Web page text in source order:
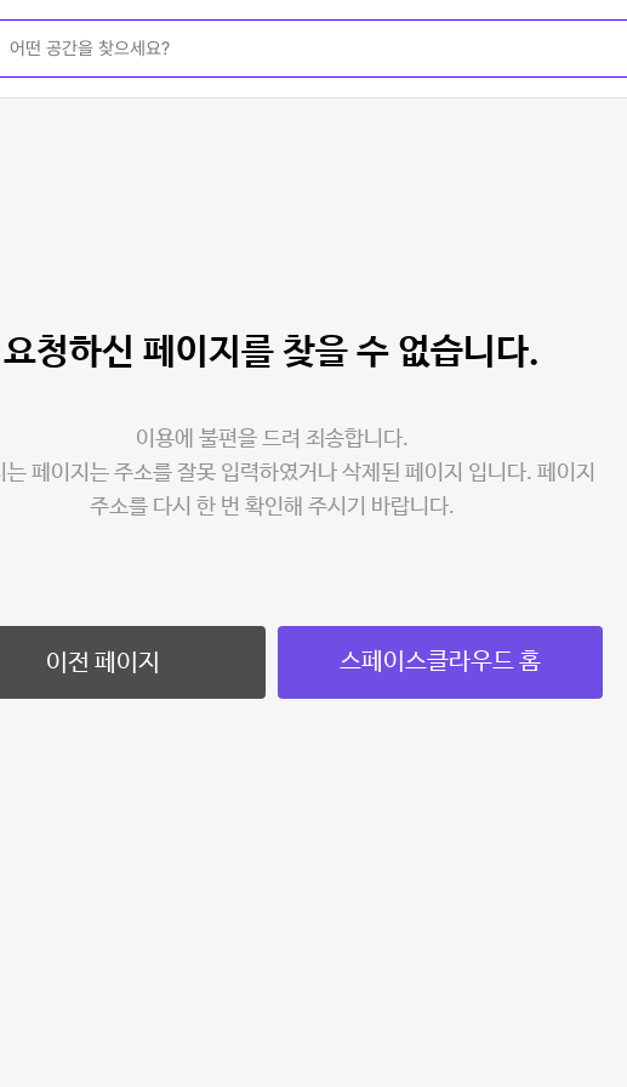
요청하신 페이지를 찾을 수 없습니다.
이용에 불편을 드려 죄송합니다.
는 페이지는 주소를 잘못 입력하였거나 삭제된 페이지 입니다. 페이지
주소를 다시 한 번 확인해 주시기 바랍니다.
이전 페이지 스페이스클라우드 홈